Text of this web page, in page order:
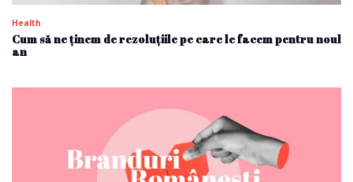
Health
Cum să ne ținem de rezoluțiile pe care le facem pentru noul
an